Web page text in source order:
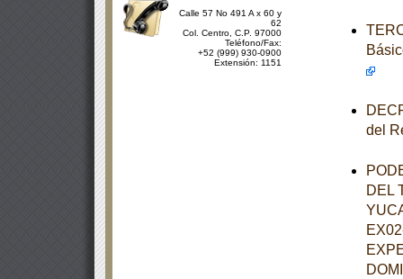
Calle 57 No 491 A x 60 y
62
Col. Centro, C.P. 97000
Teléfono/Fax:
+52 (999) 930-0900
Extensión: 1151
del
DEL